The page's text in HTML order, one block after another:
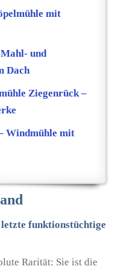
mit
und
Dach
Ziegenrück –
Windmühle mit
funktionstüchtige
Rarität: Sie ist die